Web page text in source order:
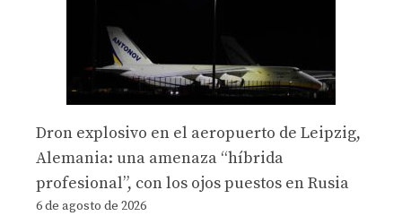
Dron explosivo en el aeropuerto de Leipzig,
Alemania: una amenaza “híbrida
profesional”, con los ojos puestos en Rusia
6 de agosto de 2026